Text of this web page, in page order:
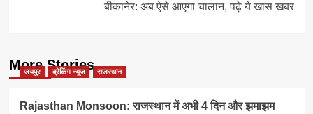
बीकानेर: अब ऐसे आएगा चालान, पढ़े ये खास खबर
More Stories
जयपुर ब्रेकिंग न्यूज राजस्थान
Rajasthan Monsoon: राजस्थान में अभी 4 दिन और झमाझम